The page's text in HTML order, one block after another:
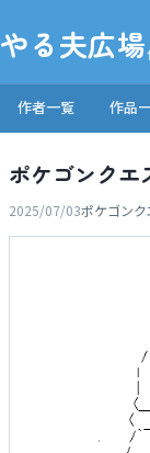
やる夫広場
作者一覧 作品
ポケゴンク
2025/07/03ポケゴン